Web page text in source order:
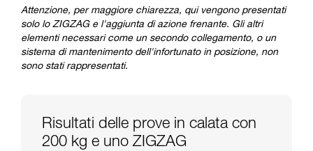
Attenzione, per maggiore chiarezza, qui vengono presentati
solo lo ZIGZAG e l'aggiunta di azione frenante. Gli altri
elementi necessari come un secondo collegamento, o un
sistema di mantenimento dell'infortunato in posizione, non
sono stati rappresentati.
Risultati delle prove in calata con
200 kg e uno ZIGZAG